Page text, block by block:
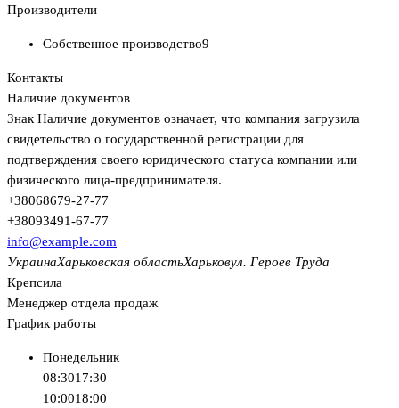
Производители
Собственное производство9
Контакты
Наличие документов
Знак Наличие документов означает, что компания загрузила
свидетельство о государственной регистрации для
подтверждения своего юридического статуса компании или
физического лица-предпринимателя.
+38068679-27-77
+38093491-67-77
info@example.com
УкраинаХарьковская областьХарьковул. Героев Труда
Крепсила
Менеджер отдела продаж
График работы
Понедельник
08:3017:30
10:0018:00